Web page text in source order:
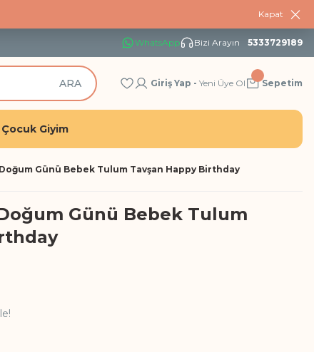
Kapat
WhatsApp Bizi Arayın 5333729189
ARA Giriş Yap - Yeni Üye Ol Sepetim
Giyim
Günü Bebek Tulum Tavşan Happy Birthday
Günü Bebek Tulum